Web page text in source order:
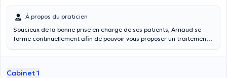
À propos du praticien
Soucieux de la bonne prise en charge de ses patients, Arnaud se
forme continuellement afin de pouvoir vous proposer un traitement
bienveillance et vous encouragera a être acteur de votre
Cabinet 1